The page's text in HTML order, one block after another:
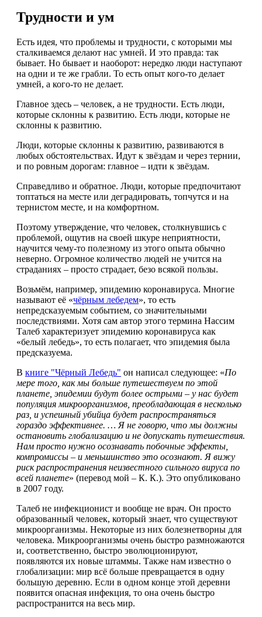
Трудности и ум
Есть идея, что проблемы и трудности, с которыми мы
сталкиваемся делают нас умней. И это правда: так
бывает. Но бывает и наоборот: нередко люди наступают
на одни и те же грабли. То есть опыт кого-то делает
умней, а кого-то не делает.
Главное здесь – человек, а не трудности. Есть люди,
которые склонны к развитию. Есть люди, которые не
склонны к развитию.
Люди, которые склонны к развитию, развиваются в
любых обстоятельствах. Идут к звёздам и через тернии,
и по ровным дорогам: главное – идти к звёздам.
Справедливо и обратное. Люди, которые предпочитают
топтаться на месте или деградировать, топчутся и на
тернистом месте, и на комфортном.
Поэтому утверждение, что человек, столкнувшись с
проблемой, ощутив на своей шкуре неприятности,
научится чему-то полезному из этого опыта обычно
неверно. Огромное количество людей не учится на
страданиях – просто страдает, безо всякой пользы.
Возьмём, например, эпидемию коронавируса. Многие
называют её «чёрным лебедем», то есть
непредсказуемым событием, со значительными
последствиями. Хотя сам автор этого термина Нассим
Талеб характеризует эпидемию коронавируса как
«белый лебедь», то есть полагает, что эпидемия была
предсказуема.
В книге "Чёрный Лебедь" он написал следующее: «По
мере того, как мы больше путешествуем по этой
планете, эпидемии будут более острыми – у нас будет
популяция микроорганизмов, преобладающая в несколько
раз, и успешный убийца будет распространяться
гораздо эффективнее. … Я не говорю, что мы должны
остановить глобализацию и не допускать путешествия.
Нам просто нужно осознавать побочные эффекты,
компромиссы – и меньшинство это осознают. Я вижу
риск распространения неизвестного сильного вируса по
всей планете» (перевод мой – К. К.). Это опубликовано
в 2007 году.
Талеб не инфекционист и вообще не врач. Он просто
образованный человек, который знает, что существуют
микроорганизмы. Некоторые из них болезнетворны для
человека. Микроорганизмы очень быстро размножаются
и, соответственно, быстро эволюционируют,
появляются их новые штаммы. Также нам известно о
глобализации: мир всё больше превращается в одну
большую деревню. Если в одном конце этой деревни
появится опасная инфекция, то она очень быстро
распространится на весь мир.